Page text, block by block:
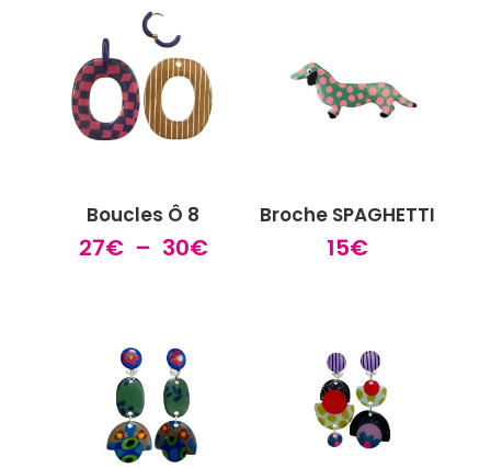
30€
Boucles Ô 8
27€ – 30€Plage
Broche SPAGHETTI
15€